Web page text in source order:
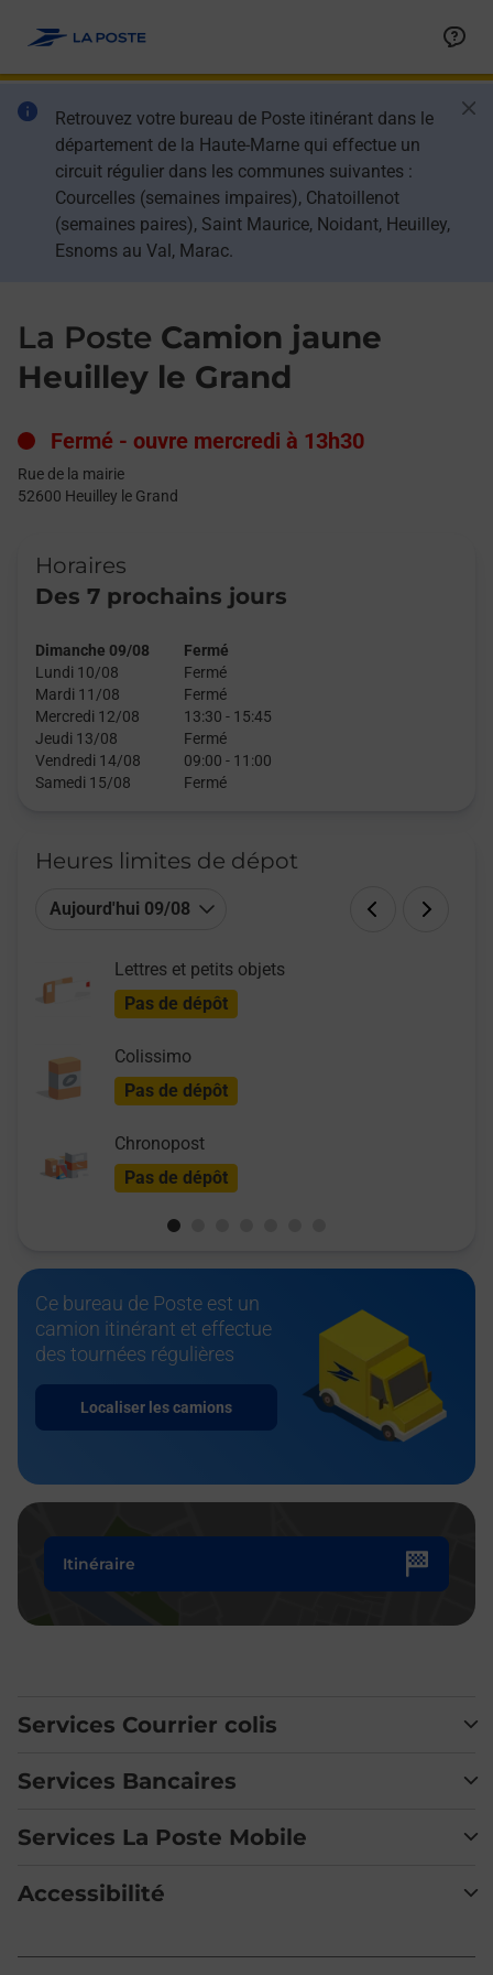
Retrouvez votre bureau de Poste itinérant dans le
département de la Haute-Marne qui effectue un
circuit régulier dans les communes suivantes :
Courcelles (semaines impaires), Chatoillenot
(semaines paires), Saint Maurice, Noidant, Heuilley,
Esnoms au Val, Marac.
La Poste Camion jaune
Heuilley le Grand
Fermé - ouvre mercredi à 13h30
Rue de la mairie
52600 Heuilley le Grand
Horaires
Des 7 prochains jours
Dimanche 09/08
Fermé
Lundi 10/08
Fermé
Mardi 11/08
Fermé
Mercredi 12/08
13:30 - 15:45
Jeudi 13/08
Fermé
Vendredi 14/08
09:00 - 11:00
Samedi 15/08
Fermé
Heures limites de dépot
Aujourd'hui 09/08
Lettres et petits objets
Pas de dépôt
Colissimo
Pas de dépôt
Chronopost
Pas de dépôt
Ce bureau de Poste est un
camion itinérant et effectue
des tournées régulières
Localiser les camions
Itinéraire
Services Courrier colis
Services Bancaires
Services La Poste Mobile
Accessibilité